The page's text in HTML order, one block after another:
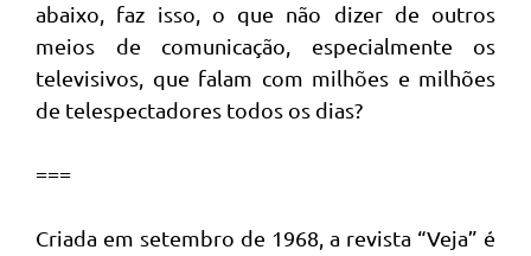
abaixo, faz isso, o que não dizer de outros
meios de comunicação, especialmente os
televisivos, que falam com milhões e milhões
de telespectadores todos os dias?
===
Criada em setembro de 1968, a revista “Veja” é